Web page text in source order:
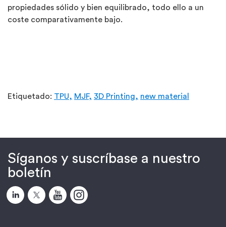
propiedades sólido y bien equilibrado, todo ello a un
coste comparativamente bajo.
Etiquetado: TPU, MJF, 3D Printing, new material
Síganos y suscríbase a nuestro
boletín